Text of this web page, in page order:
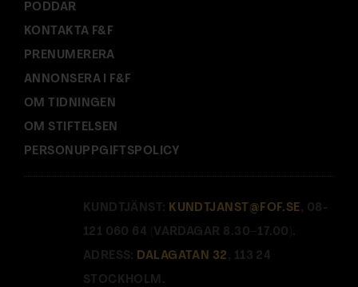
PODDAR
KONTAKTA F&F
PRENUMERERA
ANNONSERA I F&F
OM TIDNINGEN
OM STIFTELSEN
PERSONUPPGIFTSPOLICY
KUNDTJÄNST: KUNDTJANST@FOF.SE , 08-
121 060 64 (VARDAGAR 8.30–17.00).
ADRESS: DALAGATAN 32 , 113 24
STOCKHOLM.